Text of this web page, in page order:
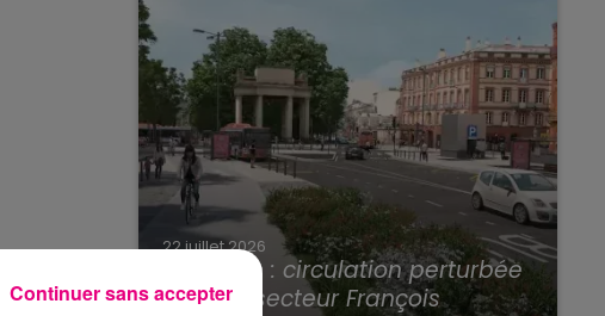
22 juillet 2026
Toulouse : circulation perturbée
dans le secteur François
Continuer sans accepter